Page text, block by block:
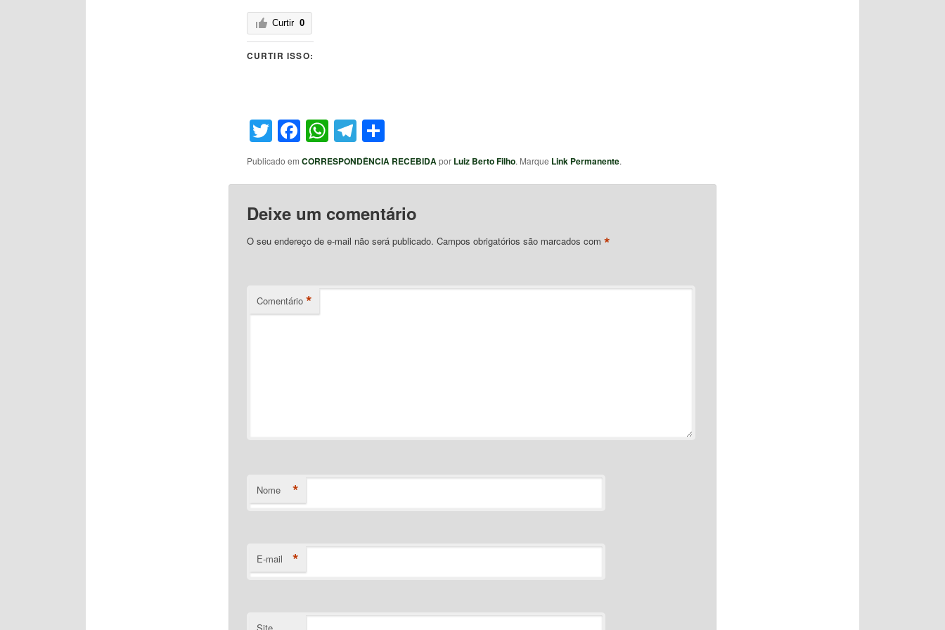
Curtir 0
CURTIR ISSO:
Twitter
Facebook
WhatsApp
Telegram
Share
Publicado em CORRESPONDÊNCIA RECEBIDApor Luiz Berto Filho. Marque Link Permanente.
Deixe um comentário
O seu endereço de e-mail não será publicado. Campos obrigatórios são marcados com *
Comentário *
Nome *
E-mail *
Site